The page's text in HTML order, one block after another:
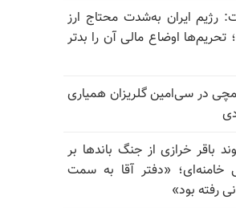
رژیم ایران به‌شدت محتاج ارز
اوضاع مالی آن را بدتر
در سی‌امین گلریزان همیاری
باقر خرازی از جنگ باندها بر
خامنه‌ای؛ «دفتر آقا به سمت
رفته بود»